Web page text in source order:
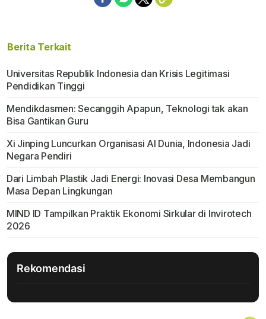
Berita Terkait
Universitas Republik Indonesia dan Krisis Legitimasi
Pendidikan Tinggi
Mendikdasmen: Secanggih Apapun, Teknologi tak akan
Bisa Gantikan Guru
Xi Jinping Luncurkan Organisasi AI Dunia, Indonesia Jadi
Negara Pendiri
Dari Limbah Plastik Jadi Energi: Inovasi Desa Membangun
Masa Depan Lingkungan
MIND ID Tampilkan Praktik Ekonomi Sirkular di Invirotech
2026
Rekomendasi